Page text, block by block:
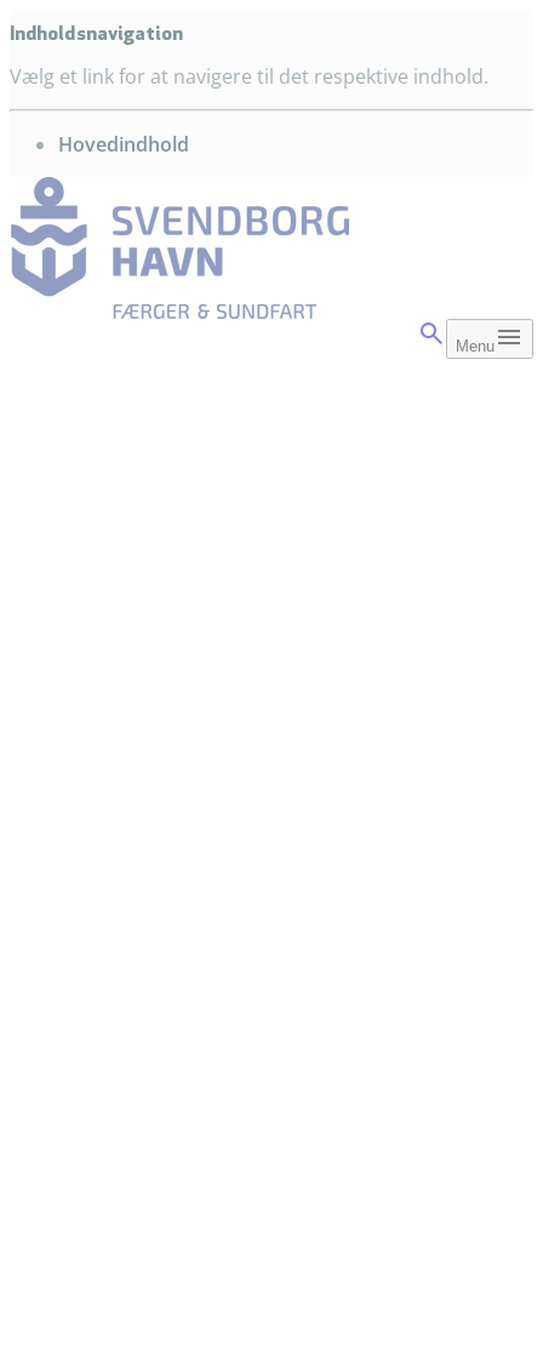
Indholdsnavigation
Vælg et link for at navigere til det respektive indhold.
gå til
Hovedindhold
Menu